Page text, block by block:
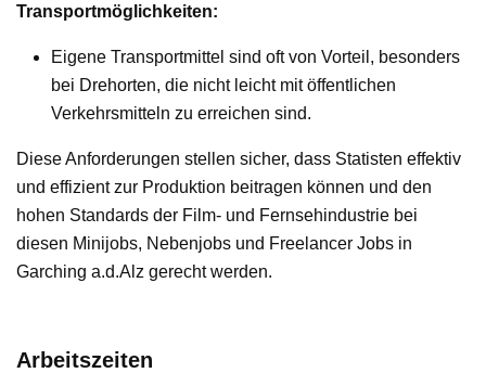
Transportmöglichkeiten:
Eigene Transportmittel sind oft von Vorteil, besonders
bei Drehorten, die nicht leicht mit öffentlichen
Verkehrsmitteln zu erreichen sind.
Diese Anforderungen stellen sicher, dass Statisten effektiv
und effizient zur Produktion beitragen können und den
hohen Standards der Film- und Fernsehindustrie bei
diesen Minijobs, Nebenjobs und Freelancer Jobs in
Garching a.d.Alz gerecht werden.
Arbeitszeiten